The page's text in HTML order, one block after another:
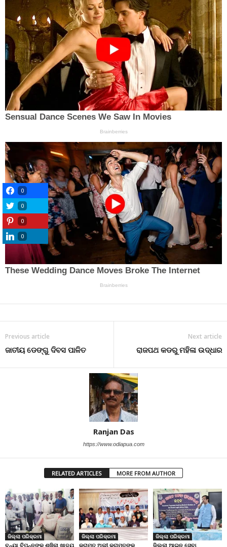
Previous article
ଜାତୀୟ ଡେଙ୍ଗୁ ଦିବସ ପାଳିତ
Next article
ରାଜପଥ କଡରୁ ମହିଳା ଉଦ୍ଧାର
Ranjan Das
https://www.odiapua.com
RELATED ARTICLES MORE FROM AUTHOR
ଜିଲ୍ଲା ପରିକ୍ରମା
ବନ୍ୟା ବିପନ୍ନଙ୍କୁ ଶୁଖିଲା ଖାଦ୍ୟ
ଜିଲ୍ଲା ପରିକ୍ରମା
କରାମତ ଅଲୀ କରାମତଙ୍କ
ଜିଲ୍ଲା ପରିକ୍ରମା
ଜିଲ୍ଲା ଆଇନ ସେବା
0
0
0
0